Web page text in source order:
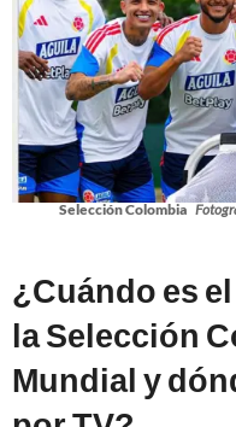
Selección Colombia
¿Cuándo es
la Selección
Mundial y